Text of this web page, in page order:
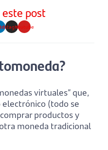
post
InstagramYoutube
virtuales” que,
(todo se
productos y
moneda tradicional